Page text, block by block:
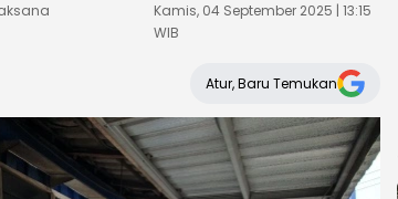
Kamis, 04 September 2025 | 13:15
WIB
Atur, Baru Temukan